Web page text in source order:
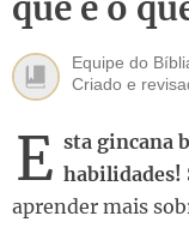
Equipe do
Criado e
E sta gincana
habilidades!
aprender mais